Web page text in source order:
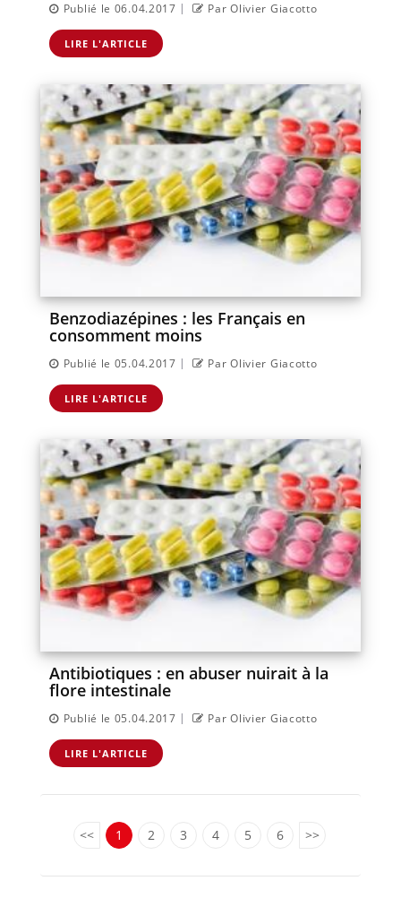
Publié le 06.04.2017 | Par Olivier Giacotto
LIRE L'ARTICLE
Benzodiazépines : les Français en
consomment moins
Publié le 05.04.2017 | Par Olivier Giacotto
LIRE L'ARTICLE
Antibiotiques : en abuser nuirait à la
flore intestinale
Publié le 05.04.2017 | Par Olivier Giacotto
LIRE L'ARTICLE
<< 1 2 3 4 5 6 >>